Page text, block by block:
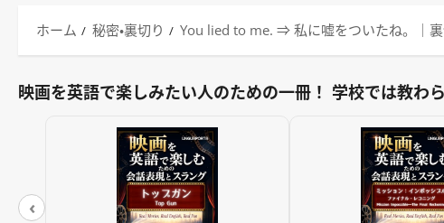
ホーム 秘密・裏切り You lied to me. ⇒ 私に嘘をついたね。｜裏
映画を英語で楽しみたい人のための一冊！ 学校では教わ
‹